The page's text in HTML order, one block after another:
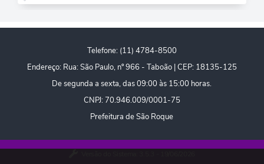
2ª Via de Tributos
FAQ - Perguntas frequentes
Contato
Telefone: (11) 4784-8500
Endereço: Rua: São Paulo, nº 966 - Taboão | CEP: 18135-125
De segunda a sexta, das 09:00 às 15:00 horas.
CNPJ: 70.946.009/0001-75
Prefeitura de São Roque